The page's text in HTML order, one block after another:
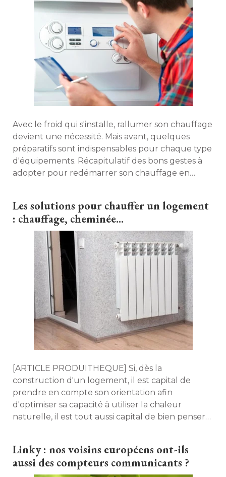
Avec le froid qui s'installe, rallumer son chauffage
devient une nécessité. Mais avant, quelques
préparatifs sont indispensables pour chaque type
d'équipements. Récapitulatif des bons gestes à
adopter pour redémarrer son chauffage en
Les solutions pour chauffer un logement
: chauffage, cheminée...
[ARTICLE PRODUITHEQUE] Si, dès la
construction d'un logement, il est capital de
prendre en compte son orientation afin
d'optimiser sa capacité à utiliser la chaleur
naturelle, il est tout aussi capital de bien penser
marché et nous allons en faire le tour afin de
vous apporter un maximum d'informations sur le
Linky : nos voisins européens ont-ils
aussi des compteurs communicants ?